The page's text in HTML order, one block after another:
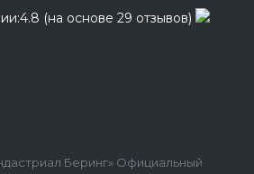
(на основе 29 отзывов)
Беринг» Официальный